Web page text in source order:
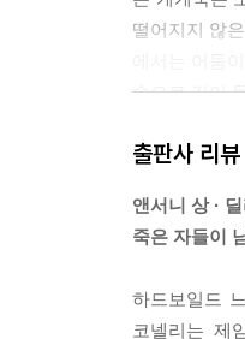
떨어지지 않
속으로 깊이
나는 시인이
고 있었다. “
이었다.
서운 기억이
출판사 리뷰
앤서니 상 ·
죽은 자들이
하드보일드
코넬리는 제